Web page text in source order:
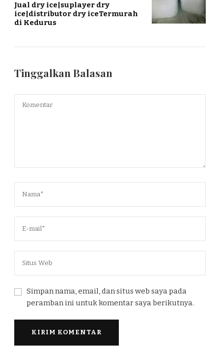
Jual dry ice|suplayer dry
ice|distributor dry iceTermurah
di Kedurus
Tinggalkan Balasan
Simpan nama, email, dan situs web saya pada
peramban ini untuk komentar saya berikutnya.